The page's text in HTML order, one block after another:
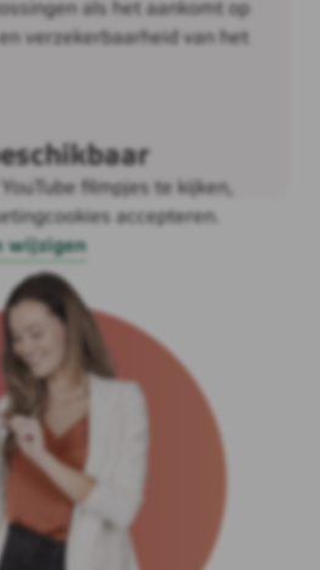
als het aankomt op
verzekerbaarheid van het
filmpjes te kijken,
accepteren.
wijzigen